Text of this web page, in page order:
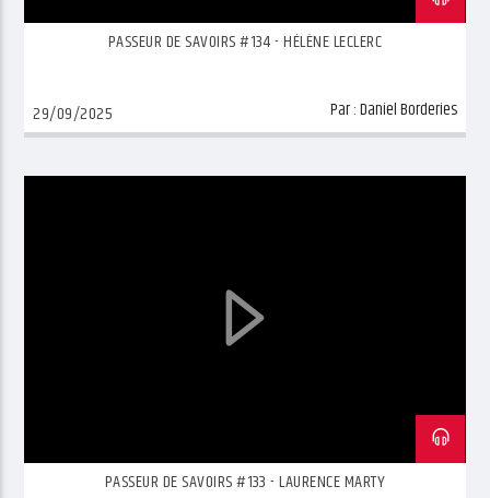
PASSEUR DE SAVOIRS #134 - HÉLÈNE LECLERC
29/09/2025 Par :Daniel Borderies
PASSEUR DE SAVOIRS #133 - LAURENCE MARTY